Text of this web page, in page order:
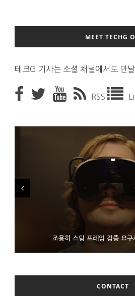
MEET TECHG
테크G 기사는 소셜 채널에서도 만
RSS
조용히 스팀 프레임 검증 요구
9월 4일부터 서비스 접는 안드로이드
FMS 2026서 차세대 3D 메모리
보인 삼성전자
CONTACT